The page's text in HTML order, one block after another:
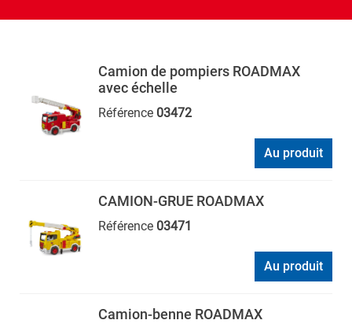
Camion de pompiers ROADMAX
avec échelle
Référence 03472
Au produit
CAMION-GRUE ROADMAX
Référence 03471
Au produit
Camion-benne ROADMAX